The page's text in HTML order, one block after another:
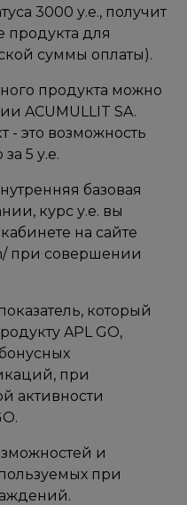
3000 у.е., получит
продукта для
суммы оплаты).
продукта можно
ACUMULLIT SA.
- это возможность
5 у.е.
базовая
курс у.е. вы
на сайте
при совершении
который
APL GO,
при
активности
и
при